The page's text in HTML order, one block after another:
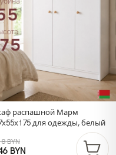
распашной Марм
для одежды, белый
BYN
BYN